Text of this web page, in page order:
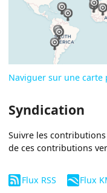
Naviguer sur une carte
Syndication
Suivre les
de ces contributions
Flux RSS Flux